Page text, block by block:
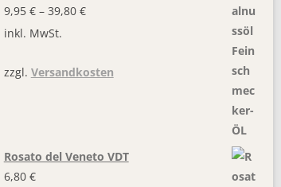
9,95 €– 39,80 €
inkl. MwSt.
zzgl. Versandkosten
Rosato del Veneto VDT
6,80 €